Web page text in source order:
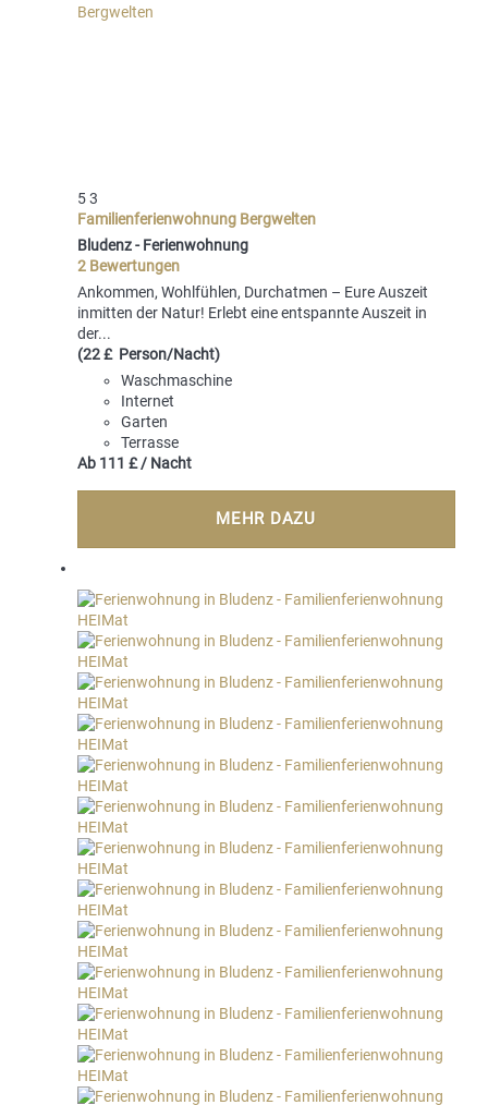
5 3
Familienferienwohnung Bergwelten
Bludenz -Ferienwohnung
2 Bewertungen
Ankommen, Wohlfühlen, Durchatmen – Eure Auszeit
inmitten der Natur! Erlebt eine entspannte Auszeit in
der...
(22 £ Person/Nacht)
Waschmaschine
Internet
Garten
Terrasse
Ab 111 £ / Nacht
MEHR DAZU